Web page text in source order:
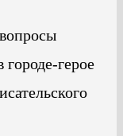
городе-герое